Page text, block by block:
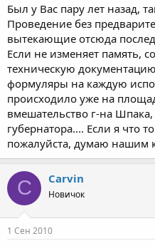
Был у Вас пару лет назад,
Проведение без
вытекающие отсюда
Если не изменяет память,
техническую
формуляры на каждую
происходило уже на
вмешательство г-на
губернатора.... Если я что
пожалуйста, думаю нашим
C Carvin
Новичок
1 Сен 2010